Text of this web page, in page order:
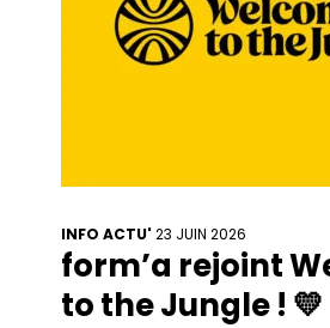
INFO ACTU'23 JUIN 2026
form’a rejoint
to the Jungle ! 💛